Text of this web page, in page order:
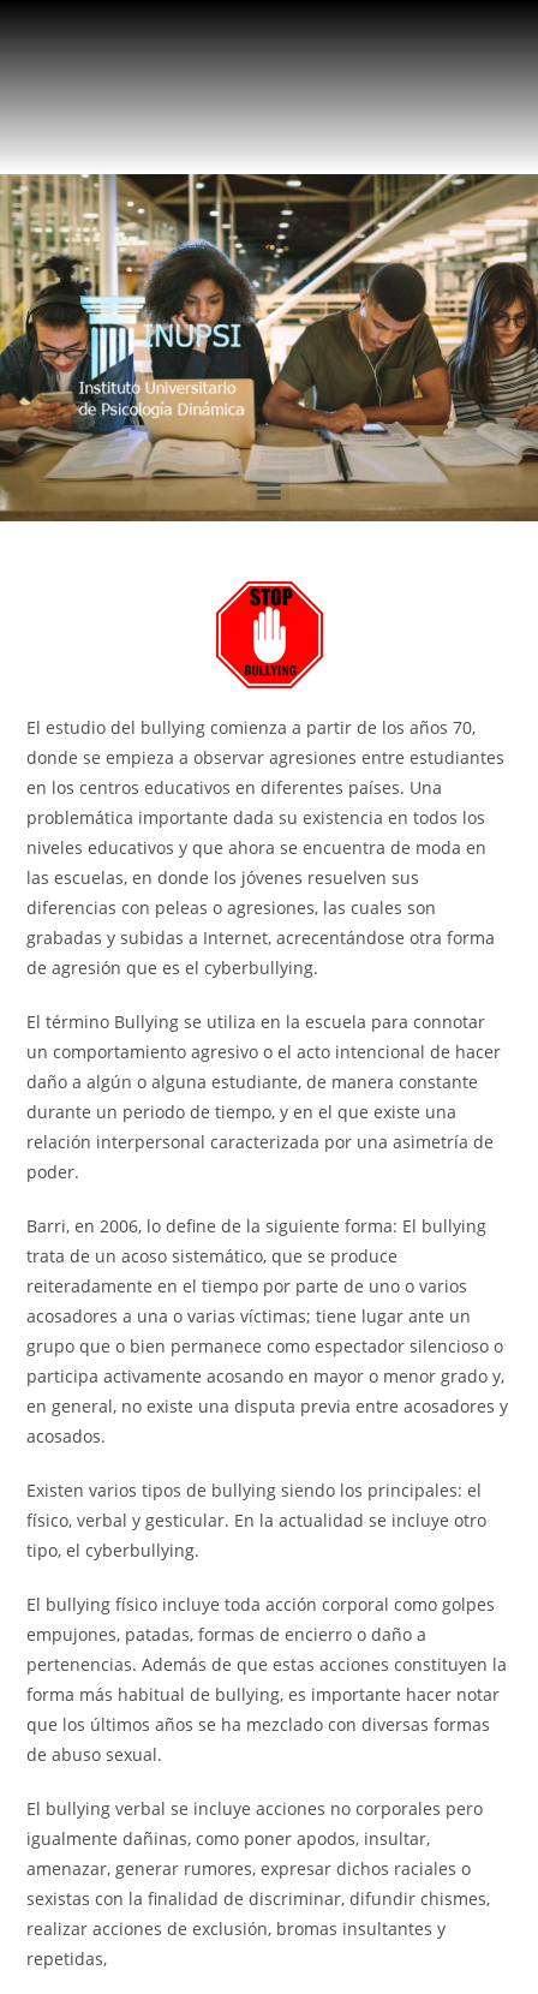
El estudio del bullying comienza a partir de los años 70,
donde se empieza a observar agresiones entre estudiantes
en los centros educativos en diferentes países. Una
problemática importante dada su existencia en todos los
niveles educativos y que ahora se encuentra de moda en
las escuelas, en donde los jóvenes resuelven sus
diferencias con peleas o agresiones, las cuales son
grabadas y subidas a Internet, acrecentándose otra forma
de agresión que es el cyberbullying.
El término Bullying se utiliza en la escuela para connotar
un comportamiento agresivo o el acto intencional de hacer
daño a algún o alguna estudiante, de manera constante
durante un periodo de tiempo, y en el que existe una
relación interpersonal caracterizada por una asimetría de
poder.
Barri, en 2006, lo define de la siguiente forma: El bullying
trata de un acoso sistemático, que se produce
reiteradamente en el tiempo por parte de uno o varios
acosadores a una o varias víctimas; tiene lugar ante un
grupo que o bien permanece como espectador silencioso o
participa activamente acosando en mayor o menor grado y,
en general, no existe una disputa previa entre acosadores y
acosados.
Existen varios tipos de bullying siendo los principales: el
físico, verbal y gesticular. En la actualidad se incluye otro
tipo, el cyberbullying.
El bullying físico incluye toda acción corporal como golpes
empujones, patadas, formas de encierro o daño a
pertenencias. Además de que estas acciones constituyen la
forma más habitual de bullying, es importante hacer notar
que los últimos años se ha mezclado con diversas formas
de abuso sexual.
El bullying verbal se incluye acciones no corporales pero
igualmente dañinas, como poner apodos, insultar,
amenazar, generar rumores, expresar dichos raciales o
sexistas con la finalidad de discriminar, difundir chismes,
realizar acciones de exclusión, bromas insultantes y
repetidas,